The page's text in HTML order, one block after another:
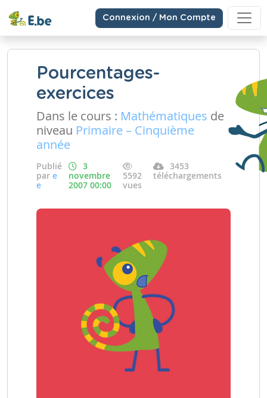
Connexion / Mon Compte
Pourcentages-
exercices
Dans le cours : Mathématiques de
niveau Primaire – Cinquième
année
Publié
par e
e
3
novembre
2007 00:00
5592
vues
3453
téléchargements